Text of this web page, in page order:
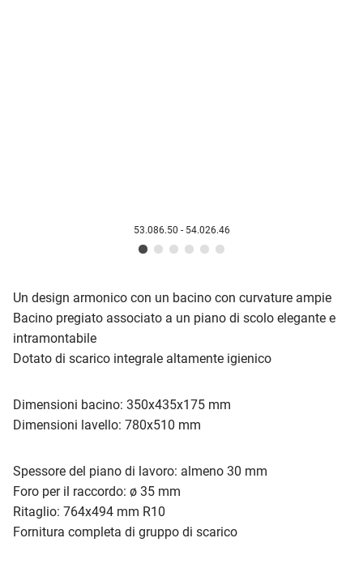
53.086.50 - 54.026.46
Un design armonico con un bacino con curvature ampie
Bacino pregiato associato a un piano di scolo elegante e
intramontabile
Dotato di scarico integrale altamente igienico
Dimensioni bacino: 350x435x175 mm
Dimensioni lavello: 780x510 mm
Spessore del piano di lavoro: almeno 30 mm
Foro per il raccordo: ø 35 mm
Ritaglio: 764x494 mm R10
Fornitura completa di gruppo di scarico